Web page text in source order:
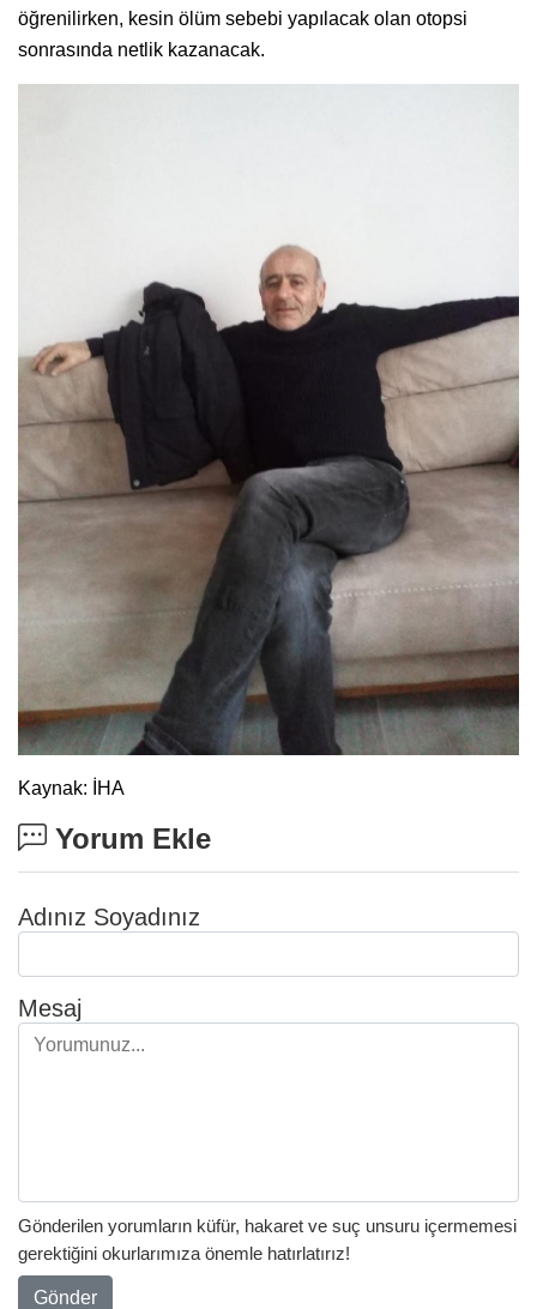
öğrenilirken, kesin ölüm sebebi yapılacak olan otopsi
sonrasında netlik kazanacak.
Kaynak: İHA
Yorum Ekle
Adınız Soyadınız
Mesaj
Gönderilen yorumların küfür, hakaret ve suç unsuru içermemesi
gerektiğini okurlarımıza önemle hatırlatırız!
Gönder